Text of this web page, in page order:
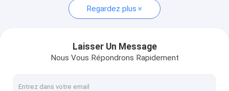
Feuille d'acrylique de couleur
Tubes acryliques Rods
Feuille acrylique d'aquarium
Regardez plus
Laisser Un Message
Nous Vous Répondrons Rapidement